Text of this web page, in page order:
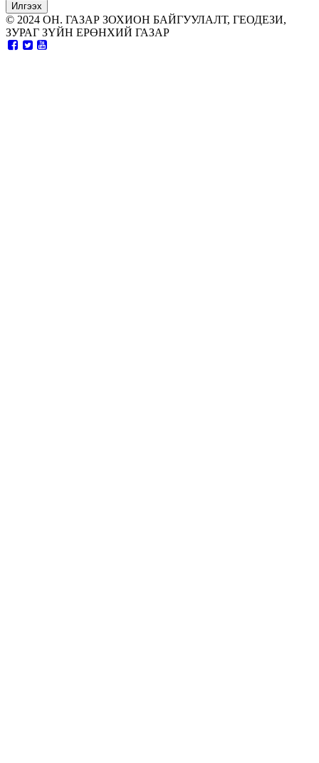
© 2024 ОН. ГАЗАР ЗОХИОН БАЙГУУЛАЛТ, ГЕОДЕЗИ,
ЗУРАГ ЗҮЙН ЕРӨНХИЙ ГАЗАР